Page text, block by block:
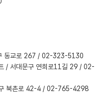
동교로 267 / 02-323-5130
/ 서대문구 연희로11길 29 / 02-
구 북촌로 42-4 / 02-765-4298